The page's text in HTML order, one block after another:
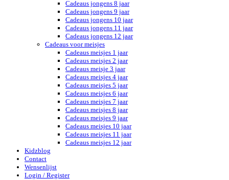
Cadeaus jongens 8 jaar
Cadeaus jongens 9 jaar
Cadeaus jongens 10 jaar
Cadeaus jongens 11 jaar
Cadeaus jongens 12 jaar
Cadeaus voor meisjes
Cadeaus meisjes 1 jaar
Cadeaus meisjes 2 jaar
Cadeaus meisje 3 jaar
Cadeaus meisjes 4 jaar
Cadeaus meisjes 5 jaar
Cadeaus meisjes 6 jaar
Cadeaus meisjes 7 jaar
Cadeaus meisjes 8 jaar
Cadeaus meisjes 9 jaar
Cadeaus meisjes 10 jaar
Cadeaus meisjes 11 jaar
Cadeaus meisjes 12 jaar
Kidzblog
Contact
Wensenlijst
Login / Register